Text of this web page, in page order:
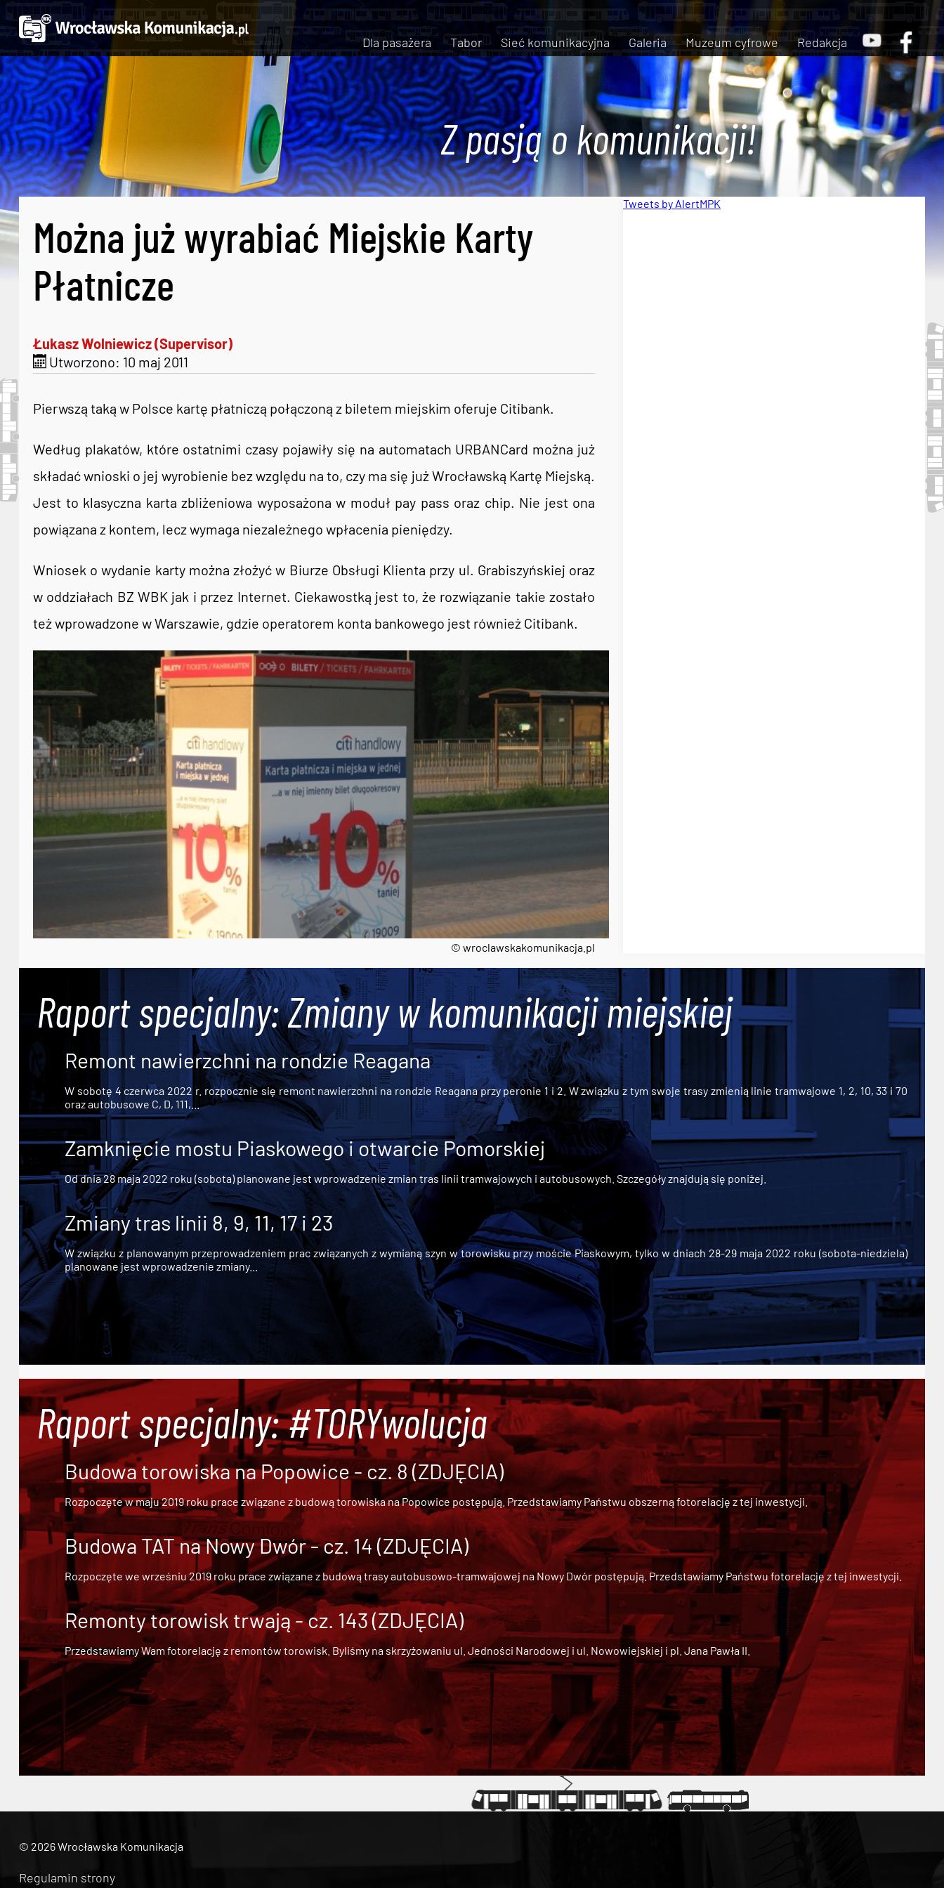
Dla pasażera Tabor Sieć komunikacyjna Galeria Muzeum cyfrowe Redakcja
Z pasją o komunikacji!
Można już wyrabiać Miejskie Karty
Płatnicze
Łukasz Wolniewicz (Supervisor)
Utworzono: 10 maj 2011
© wroclawskakomunikacja.pl
Pierwszą taką w Polsce kartę płatniczą połączoną z biletem miejskim oferuje Citibank.
Według plakatów, które ostatnimi czasy pojawiły się na automatach URBANCard można już
składać wnioski o jej wyrobienie bez względu na to, czy ma się już Wrocławską Kartę Miejską.
Jest to klasyczna karta zbliżeniowa wyposażona w moduł pay pass oraz chip. Nie jest ona
powiązana z kontem, lecz wymaga niezależnego wpłacenia pieniędzy.
Wniosek o wydanie karty można złożyć w Biurze Obsługi Klienta przy ul. Grabiszyńskiej oraz
w oddziałach BZ WBK jak i przez Internet. Ciekawostką jest to, że rozwiązanie takie zostało
też wprowadzone w Warszawie, gdzie operatorem konta bankowego jest również Citibank.
Tweets by AlertMPK
Raport specjalny: Zmiany w komunikacji miejskiej
Remont nawierzchni na rondzie Reagana
W sobotę 4 czerwca 2022 r. rozpocznie się remont nawierzchni na rondzie Reagana przy peronie 1 i 2. W związku z tym swoje trasy zmienią linie tramwajowe 1, 2, 10, 33 i 70
oraz autobusowe C, D, 111,...
Zamknięcie mostu Piaskowego i otwarcie Pomorskiej
Od dnia 28 maja 2022 roku (sobota) planowane jest wprowadzenie zmian tras linii tramwajowych i autobusowych. Szczegóły znajdują się poniżej.
Zmiany tras linii 8, 9, 11, 17 i 23
W związku z planowanym przeprowadzeniem prac związanych z wymianą szyn w torowisku przy moście Piaskowym, tylko w dniach 28-29 maja 2022 roku (sobota-niedziela)
planowane jest wprowadzenie zmiany...
Raport specjalny: #TORYwolucja
Budowa torowiska na Popowice - cz. 8 (ZDJĘCIA)
Rozpoczęte w maju 2019 roku prace związane z budową torowiska na Popowice postępują. Przedstawiamy Państwu obszerną fotorelację z tej inwestycji.
Budowa TAT na Nowy Dwór - cz. 14 (ZDJĘCIA)
Rozpoczęte we wrześniu 2019 roku prace związane zbudową trasy autobusowo-tramwajowej na Nowy Dwórpostępują. Przedstawiamy Państwu fotorelację z tej inwestycji.
Remonty torowisk trwają - cz. 143 (ZDJĘCIA)
Przedstawiamy Wam fotorelację z remontów torowisk. Byliśmy na skrzyżowaniu ul. Jedności Narodowej i ul. Nowowiejskiej i pl. Jana Pawła II.
© 2026 Wrocławska Komunikacja
Regulamin strony